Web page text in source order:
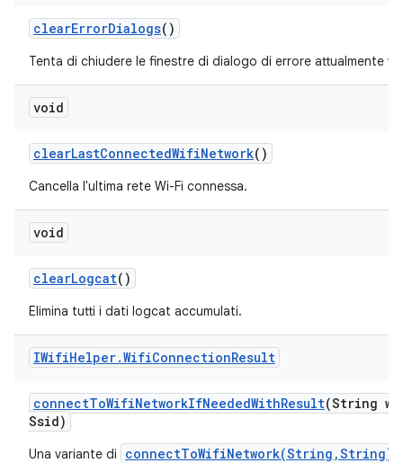
clearErrorDialogs()
Tenta di chiudere le finestre di dialogo di errore attualmente
void
clearLastConnectedWifiNetwork()
Cancella l'ultima rete Wi-Fi connessa.
void
clearLogcat()
Elimina tutti i dati logcat accumulati.
IWifiHelper.WifiConnectionResult
connectToWifiNetworkIfNeededWithResult(String
Ssid)
Una variante di connectToWifiNetwork(String,String)